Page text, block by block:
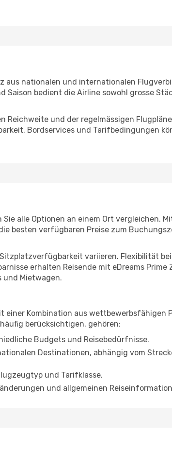
aus nationalen und internationalen
Saison bedient die Airline sowohl grosse
und der regelmässigen
Bordservices und Tarifbedingungen
alle Optionen an einem Ort vergleichen.
besten verfügbaren Preise zum
variieren. Flexibilität
erhalten Reisende mit eDreams Prime
und Mietwagen.
einer Kombination aus wettbewerbsfähigen
berücksichtigen, gehören:
Budgets und Reisebedürfnisse.
Destinationen, abhängig vom
und Tarifklasse.
und allgemeinen